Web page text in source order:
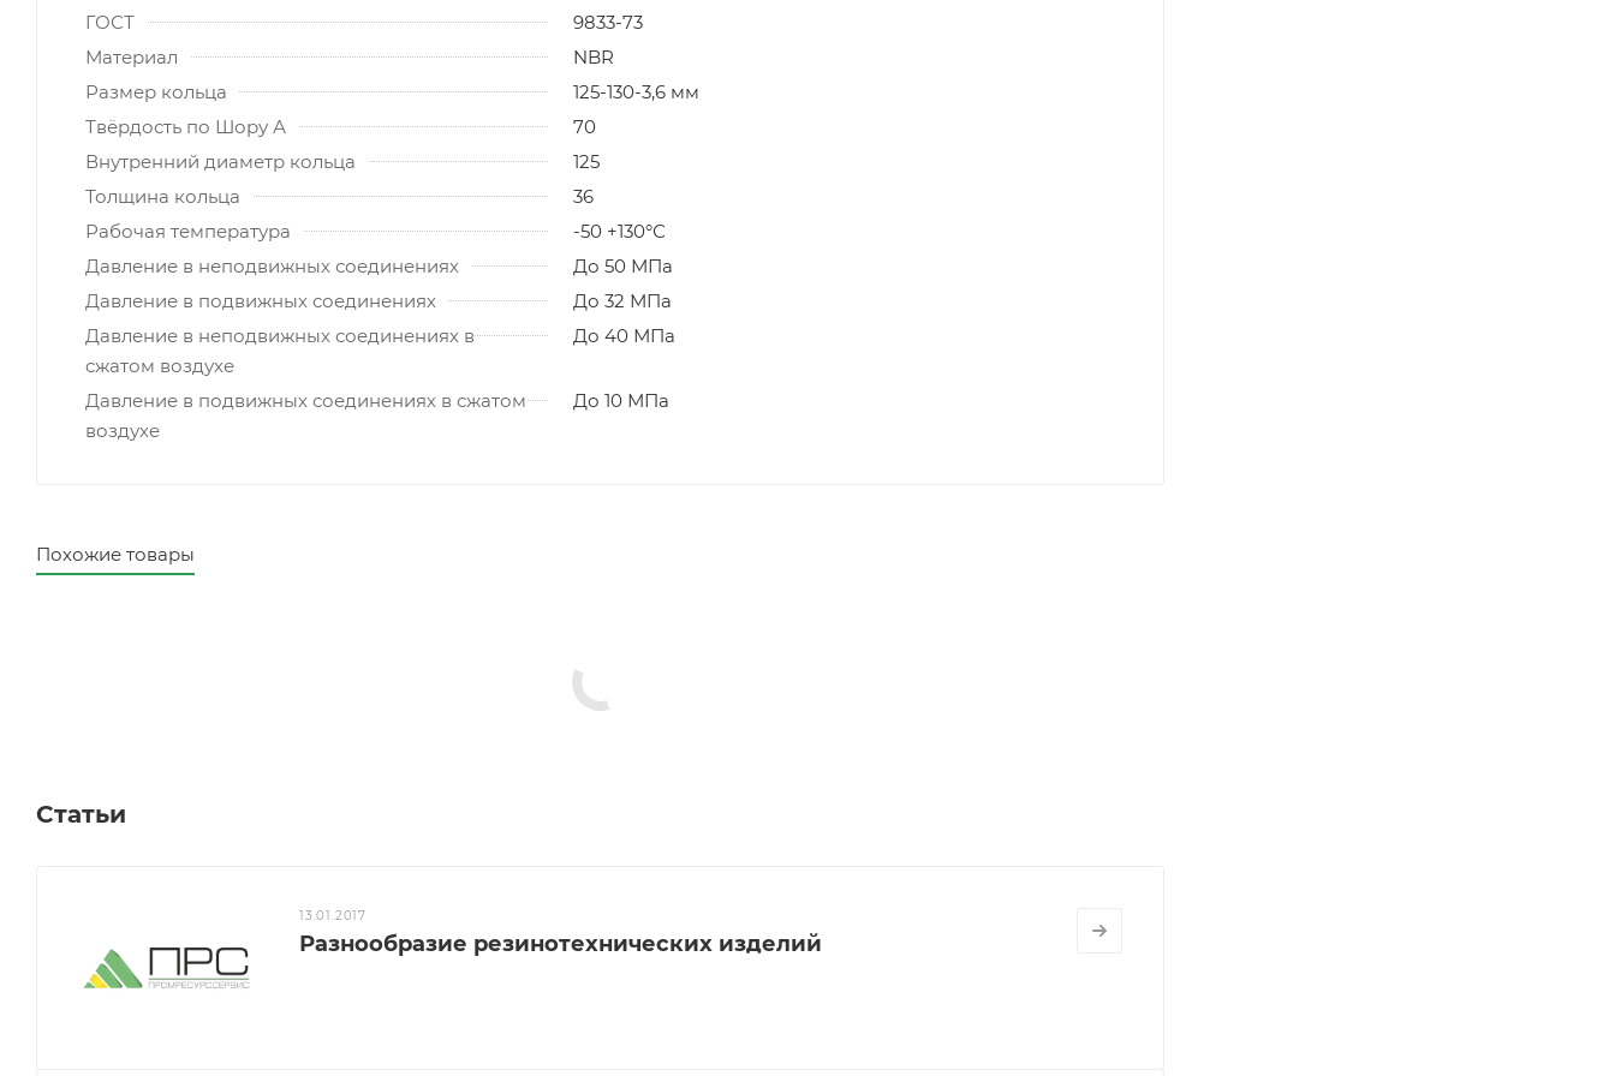
ГОСТ
9833-73
Материал
NBR
Размер кольца
125-130-3,6 мм
Твёрдость по Шору А
70
Внутренний диаметр кольца
125
Толщина кольца
36
Рабочая температура
-50 +130°С
Давление в неподвижных соединениях
До 50 МПа
Давление в подвижных соединениях
До 32 МПа
Давление в неподвижных соединениях в
сжатом воздухе
До 40 МПа
Давление в подвижных соединениях в сжатом
воздухе
До 10 МПа
Похожие товары
Статьи
13.01.2017
Разнообразие резинотехнических изделий